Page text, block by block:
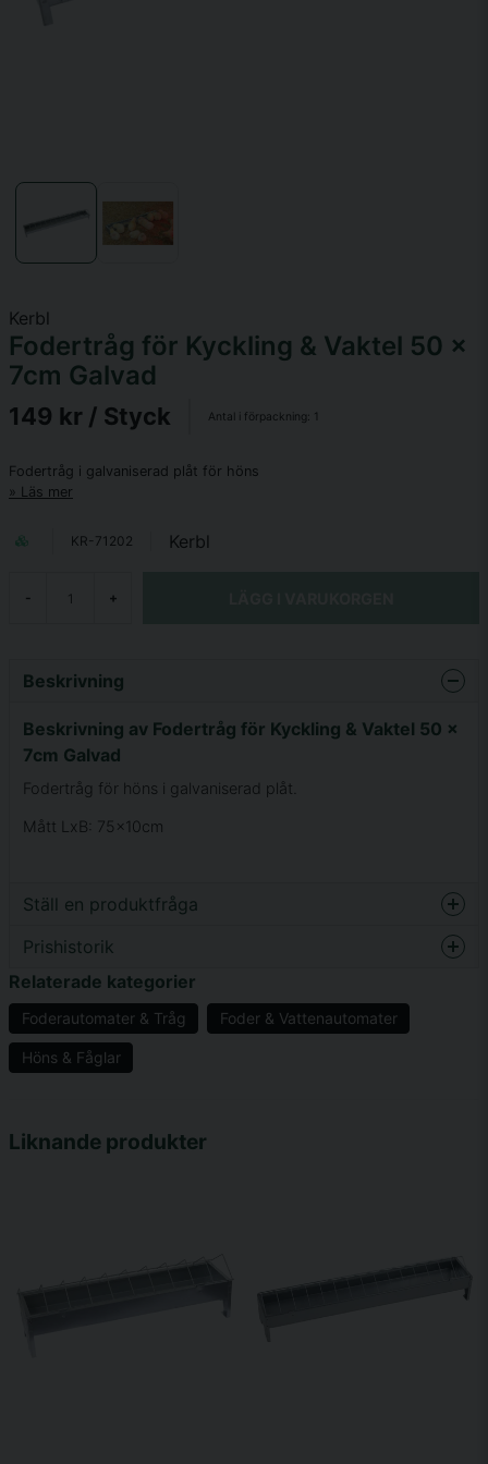
Kerbl
Fodertråg för Kyckling & Vaktel 50 x
7cm Galvad
149 kr / Styck Antal i förpackning: 1
Fodertråg i galvaniserad plåt för höns
Läs mer
KR-71202 Kerbl
- +
Beskrivning
Beskrivning av Fodertråg för Kyckling & Vaktel 50 x
7cm Galvad
Fodertråg för höns i galvaniserad plåt.
Mått LxB: 75x10cm
Ställ en produktfråga
question
name
Namn
email
Ja, ni får publicera min fråga
Prishistorik
Relaterade kategorier
Foderautomater & Tråg Foder & Vattenautomater
Höns & Fåglar
Liknande produkter